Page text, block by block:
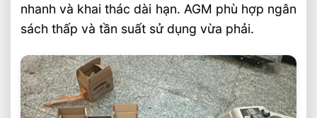
nhanh và khai thác dài hạn. AGM phù hợp ngân
sách thấp và tần suất sử dụng vừa phải.